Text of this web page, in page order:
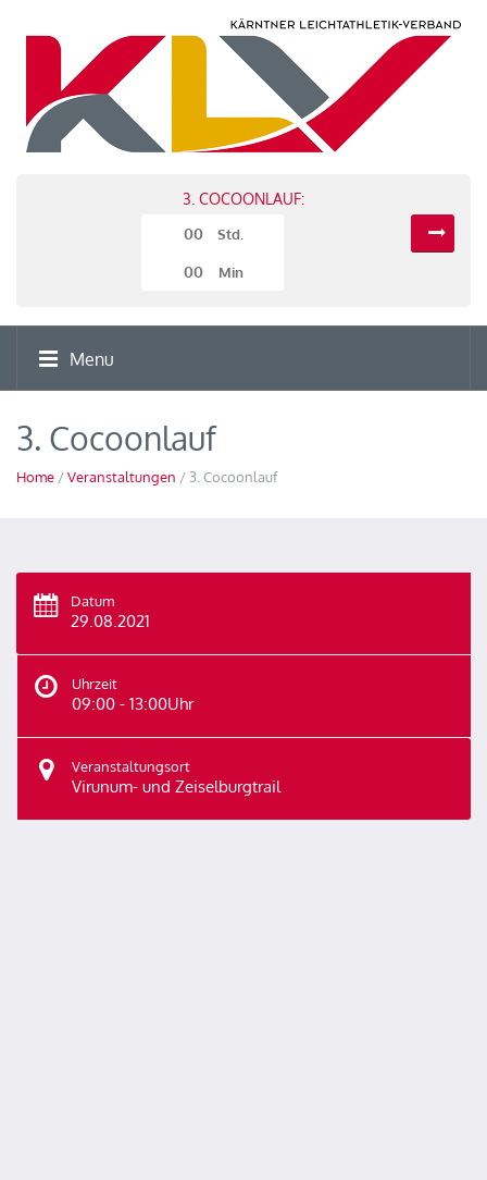
3. COCOONLAUF:
00
Std.
00 Min
Menu
3. Cocoonlauf
Home /Veranstaltungen / 3. Cocoonlauf
Datum
29.08.2021
Uhrzeit
09:00 - 13:00Uhr
Veranstaltungsort
Virunum- und Zeiselburgtrail